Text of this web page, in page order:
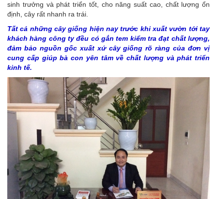
sinh trưởng và phát triển tốt, cho năng suất cao, chất lượng ổn
định, cây rất nhanh ra trái.
Tất cả những cây giống hiện nay trước khi xuất vườn tới tay
khách hàng công ty đều có gắn tem kiểm tra đạt chất lượng,
đảm bảo nguồn gốc xuất xứ cây giống rõ ràng của đơn vị
cung cấp giúp bà con yên tâm về chất lượng và phát triển
kinh tế.